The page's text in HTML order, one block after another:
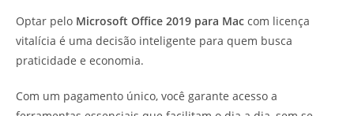
Optar pelo Microsoft Office 2019 para Mac com licença
vitalícia é uma decisão inteligente para quem busca
praticidade e economia.
Com um pagamento único, você garante acesso a